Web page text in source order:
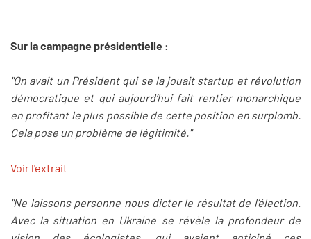
Sur la campagne présidentielle :
"On avait un Président qui se la jouait startup et révolution
démocratique et qui aujourd’hui fait rentier monarchique
en profitant le plus possible de cette position en surplomb.
Cela pose un problème de légitimité."
Voir l'extrait
"Ne laissons personne nous dicter le résultat de l’élection.
Avec la situation en Ukraine se révèle la profondeur de